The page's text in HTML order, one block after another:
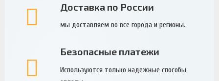
Доставка по России
мы доставляем во все города и регионы.
Безопасные платежи
Используются только надежные способы